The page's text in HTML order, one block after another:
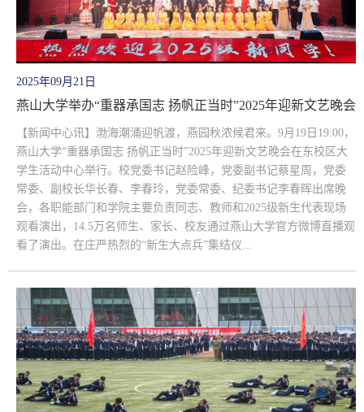
2025年09月21日
燕山大学举办“重器承国志 扬帆正当时”2025年迎新文艺晚会
【新闻中心讯】渤海潮涌迎帆渡，燕园秋浓候君来。9月19日19:00，
燕山大学“重器承国志 扬帆正当时”2025年迎新文艺晚会在东校区大
学生活动中心举行。校党委书记赵险峰，党委副书记蔡星周，党委
常委、副校长华长春、李春玲，党委常委、纪委书记李春晖出席晚
会，各职能部门和学院主要负责同志、教师和2025级新生代表现场
观看演出，14.5万名师生、家长、校友通过燕山大学官方微博直播观
看了演出。在庄严热烈的“新生大点兵”集结仪...